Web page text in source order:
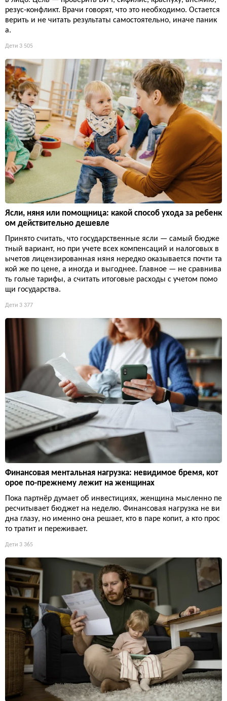
резус-конфликт. Врачи говорят, что это необходимо. Остается
верить и не читать результаты самостоятельно, иначе паник
а.
Дети 3 505
Ясли, няня или помощница: какой способ ухода за ребенк
ом действительно дешевле
Принято считать, что государственные ясли — самый бюдже
тный вариант, но при учете всех компенсаций и налоговых в
ычетов лицензированная няня нередко оказывается почти та
кой же по цене, а иногда и выгоднее. Главное — не сравнива
ть голые тарифы, а считать итоговые расходы с учетом помо
щи государства.
Дети 3 377
Финансовая ментальная нагрузка: невидимое бремя, кот
орое по-прежнему лежит на женщинах
Пока партнёр думает об инвестициях, женщина мысленно пе
ресчитывает бюджет на неделю. Финансовая нагрузка не ви
дна глазу, но именно она решает, кто в паре копит, а кто прос
то тратит и переживает.
Дети 3 365